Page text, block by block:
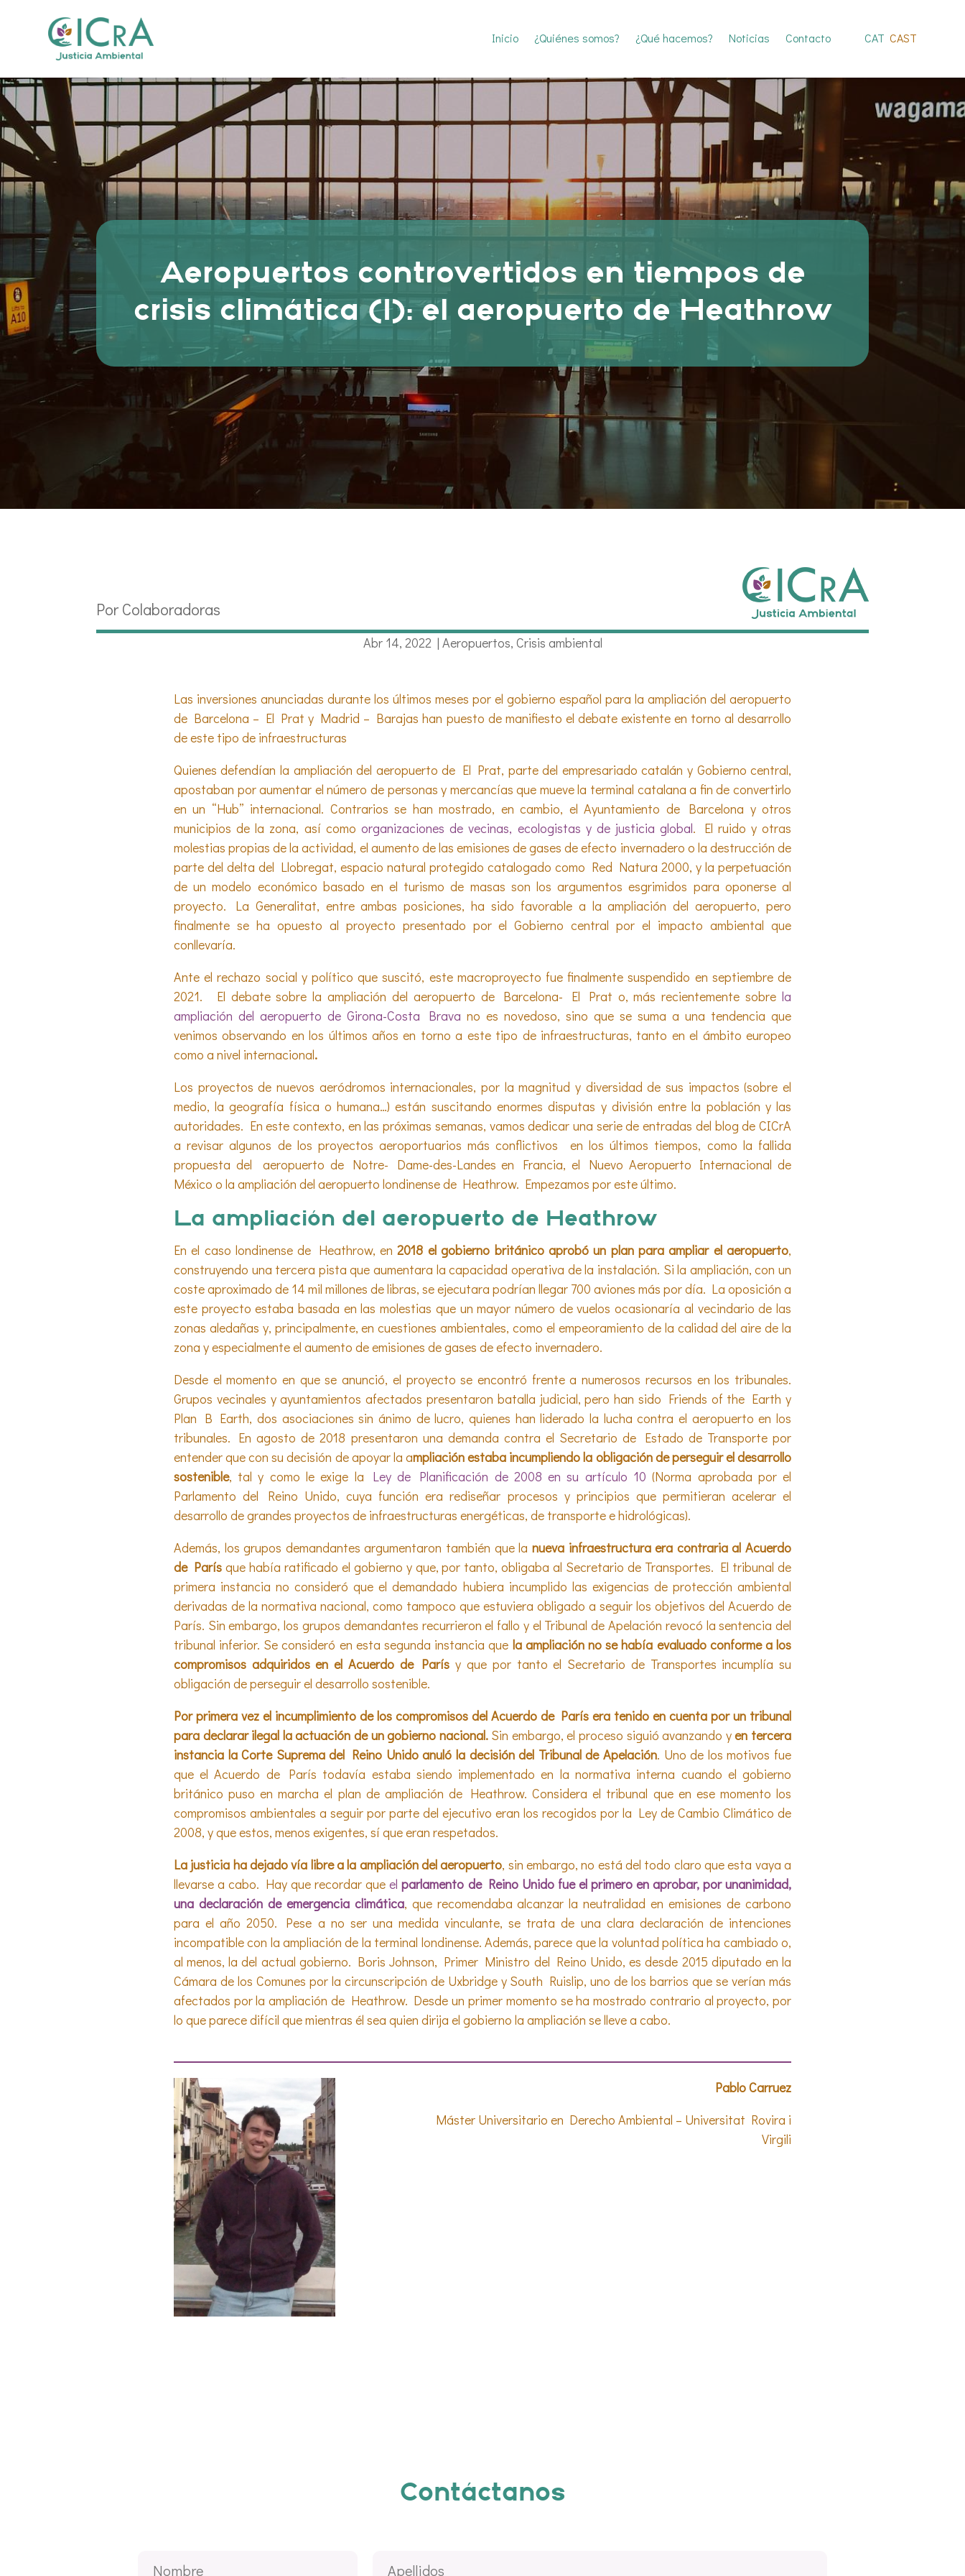
Inicio ¿Quiénes somos? ¿Qué hacemos? Noticias Contacto CAT CAST
Aeropuertos controvertidos en tiempos de
crisis climática (I): el aeropuerto de Heathrow
Por Colaboradoras
Abr 14, 2022 | Aeropuertos, Crisis ambiental
Las inversiones anunciadas durante los últimos meses por el gobierno español para la ampliación del aeropuerto
de Barcelona – El Prat y Madrid – Barajas han puesto de manifiesto el debate existente en torno al desarrollo
de este tipo de infraestructuras
Quienes defendían la ampliación del aeropuerto de El Prat, parte del empresariado catalán y Gobierno central,
apostaban por aumentar el número de personas y mercancías que mueve la terminal catalana a fin de convertirlo
en un “Hub” internacional. Contrarios se han mostrado, en cambio, el Ayuntamiento de Barcelona y otros
municipios de la zona, así comoorganizaciones de vecinas, ecologistas y de justicia global. El ruido y otras
molestias propias de la actividad, el aumento de las emisiones de gases de efecto invernadero o la destrucción de
parte del delta del Llobregat, espacio natural protegido catalogado como Red Natura 2000, y la perpetuación
de un modelo económico basado en el turismo de masas son los argumentos esgrimidos para oponerse al
proyecto. La Generalitat, entre ambas posiciones, ha sido favorable a la ampliación del aeropuerto, pero
finalmente se ha opuesto al proyecto presentado por el Gobierno central por el impacto ambiental que
conllevaría.
Ante el rechazo social y político que suscitó, este macroproyecto fue finalmente suspendido en septiembre de
2021. El debate sobre la ampliación del aeropuerto de Barcelona- El Prat o, más recientemente sobrela
ampliación del aeropuerto de Girona-Costa Brava no es novedoso, sino que se suma a una tendencia que
venimos observando en los últimos años en torno a este tipo de infraestructuras, tanto en el ámbito europeo
como a nivel internacional.
Los proyectos de nuevos aeródromos internacionales, por la magnitud y diversidad de sus impactos (sobre el
medio, la geografía física o humana…) están suscitando enormes disputas y división entre la población y las
autoridades. En este contexto, en las próximas semanas, vamos dedicar una serie de entradas del blog de CICrA
a revisar algunos de los proyectos aeroportuarios más conflictivos en los últimos tiempos, como la fallida
propuesta del aeropuerto de Notre- Dame-des-Landes en Francia, el Nuevo Aeropuerto Internacional de
México o la ampliación del aeropuerto londinense de Heathrow. Empezamos por este último.
La ampliación del aeropuerto de Heathrow
En el caso londinense de Heathrow, en 2018 el gobierno británico aprobó un plan para ampliar el aeropuerto,
construyendo una tercera pista que aumentara la capacidad operativa de la instalación. Si la ampliación, con un
coste aproximado de 14 mil millones de libras, se ejecutara podrían llegar 700 aviones más por día. La oposición a
este proyecto estaba basada en las molestias que un mayor número de vuelos ocasionaría al vecindario de las
zonas aledañas y, principalmente, en cuestiones ambientales, como el empeoramiento de la calidad del aire de la
zona y especialmente el aumento de emisiones de gases de efecto invernadero.
Desde el momento en que se anunció, el proyecto se encontró frente a numerosos recursos en los tribunales.
Grupos vecinales y ayuntamientos afectados presentaron batalla judicial, pero han sido Friends of the Earth y
Plan B Earth, dos asociaciones sin ánimo de lucro, quienes han liderado la lucha contra el aeropuerto en los
tribunales. En agosto de 2018 presentaron una demanda contra el Secretario de Estado de Transporte por
entender que con su decisión de apoyar la ampliación estaba incumpliendo la obligación de perseguir el desarrollo
sostenible, tal y como le exige la Ley de Planificación de 2008 en su artículo 10 (Norma aprobada por el
Parlamento del Reino Unido, cuya función era rediseñar procesos y principios que permitieran acelerar el
desarrollo de grandes proyectos de infraestructuras energéticas, de transporte e hidrológicas).
Además, los grupos demandantes argumentaron también que la nueva infraestructura era contraria al Acuerdo
de Parísque había ratificado el gobierno y que, por tanto, obligaba al Secretario de Transportes. El tribunal de
primera instancia no consideró que el demandado hubiera incumplido las exigencias de protección ambiental
derivadas de la normativa nacional, como tampoco que estuviera obligado a seguir los objetivos del Acuerdo de
París. Sin embargo, los grupos demandantes recurrieron el fallo y el Tribunal de Apelación revocó la sentencia del
tribunal inferior. Se consideró en esta segunda instancia que la ampliación no se había evaluado conforme a los
compromisos adquiridos en el Acuerdo de París y que por tanto el Secretario de Transportes incumplía su
obligación de perseguir el desarrollo sostenible.
Por primera vez el incumplimiento de los compromisos del Acuerdo de París era tenido en cuenta por un tribunal
para declarar ilegal la actuación de un gobierno nacional.Sin embargo, el proceso siguió avanzando yen tercera
instancia la Corte Suprema del Reino Unido anuló la decisión del Tribunal de Apelación. Uno de los motivos fue
que el Acuerdo de París todavía estaba siendo implementado en la normativa interna cuando el gobierno
británico puso en marcha el plan de ampliación de Heathrow. Considera el tribunal que en ese momento los
compromisos ambientales a seguir por parte del ejecutivo eran los recogidos por la Ley de Cambio Climático de
2008, y que estos, menos exigentes, sí que eran respetados.
La justicia ha dejado vía libre a la ampliación del aeropuerto, sin embargo, no está del todo claro que esta vaya a
llevarse a cabo. Hay que recordar queel parlamento de Reino Unido fue el primero en aprobar, por unanimidad,
una declaración de emergencia climática, que recomendaba alcanzar la neutralidad en emisiones de carbono
para el año 2050. Pese a no ser una medida vinculante, se trata de una clara declaración de intenciones
incompatible con la ampliación de la terminal londinense. Además, parece que la voluntad política ha cambiado o,
al menos, la del actual gobierno. Boris Johnson, Primer Ministro del Reino Unido, es desde 2015 diputado en la
Cámara de los Comunes por la circunscripción de Uxbridge y South Ruislip, uno de los barrios que se verían más
afectados por la ampliación de Heathrow. Desde un primer momento se ha mostrado contrario al proyecto, por
lo que parece difícil que mientras él sea quien dirija el gobierno la ampliación se lleve a cabo.
Pablo Carruez
Máster Universitario en Derecho Ambiental – Universitat Rovira i
Virgili
Contáctanos